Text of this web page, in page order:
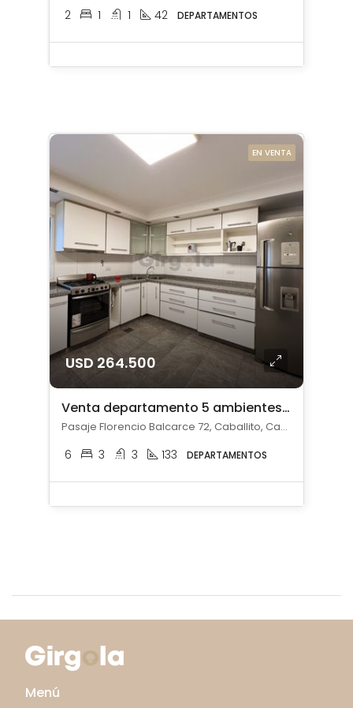
2 1 1 42 DEPARTAMENTOS
EN VENTA
USD 264.500
Venta departamento 5 ambientes c/ cochera en Caballito
Pasaje Florencio Balcarce 72, Caballito, Capital Federal
6 3 3 133 DEPARTAMENTOS
Menú